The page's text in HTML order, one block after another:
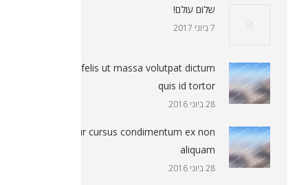
שלום עולם!
7 ביוני 2017
Sed nec felis ut massa volutpat dictum
quis id tortor
28 ביוני 2016
Curabitur cursus condimentum ex non
aliquam
28 ביוני 2016